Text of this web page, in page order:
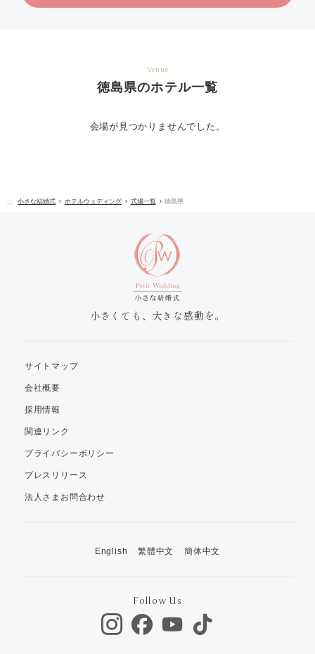
Venue
徳島県のホテル一覧
会場が見つかりませんでした。
小さな結婚式 ホテルウェディング 式場一覧 徳島県
小さくても、大きな感動を。
サイトマップ
会社概要
採用情報
関連リンク
プライバシーポリシー
プレスリリース
法人さまお問合わせ
English 繁體中文 簡体中文
Follow Us